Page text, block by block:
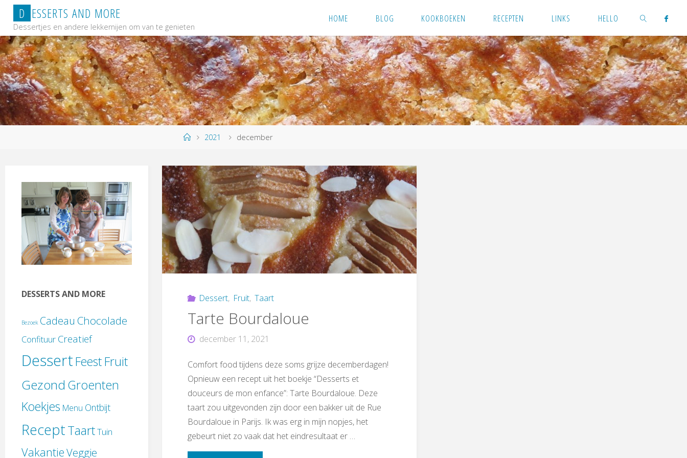
naar
de
inhoud
D ESSERTS AND MORE
Dessertjes en andere lekkernijen om van te genieten
HOME BLOG KOOKBOEKEN RECEPTEN LINKS HELLO
ZOEKEN
Home2021 december
Dessert, Fruit, Taart
Tarte Bourdaloue
december 11, 2021
Comfort food tijdens deze soms grijze decemberdagen!
Opnieuw een recept uit het boekje “Desserts et
douceurs de mon enfance”: Tarte Bourdaloue. Deze
taart zou uitgevonden zijn door een bakker uit de Rue
Bourdaloue in Parijs. Ik was erg in mijn nopjes, het
gebeurt niet zo vaak dat het eindresultaat er …
DESSERTS AND MORE
Bezoek Cadeau Chocolade
Confituur Creatief
DessertFeestFruit
Gezond Groenten
Koekjes Menu Ontbijt
ReceptTaartTuin
VakantieVeggie